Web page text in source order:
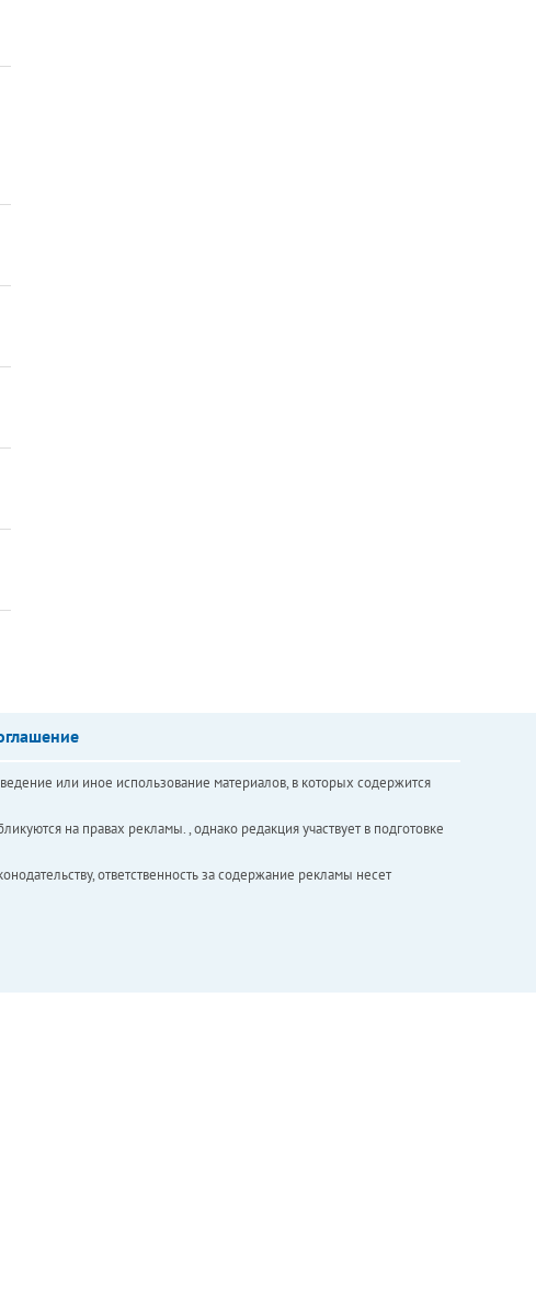
или иное использование материалов, в которых содержится
на правах рекламы. , однако редакция участвует в подготовке
ответственность за содержание рекламы несет